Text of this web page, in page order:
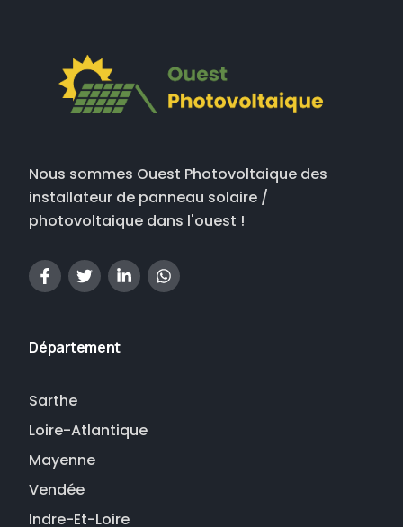
Nous sommes Ouest Photovoltaique des
installateur de panneau solaire /
photovoltaique dans l'ouest !
Département
Sarthe
Loire-Atlantique
Mayenne
Vendée
Indre-Et-Loire